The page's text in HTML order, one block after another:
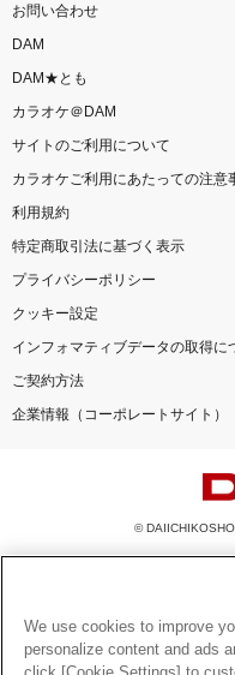
お問い合わせ
DAM
DAM★とも
カラオケ＠DAM
サイトのご利用について
カラオケご利用にあたっての注意
利用規約
特定商取引法に基づく表示
プライバシーポリシー
クッキー設定
インフォマティブデータの取得に
ご契約方法
企業情報（コーポレートサイト）
©
このサイトに掲載されている一切の
を問わず、著作権法の定める範囲を
とを禁じます。
楽曲及びコンテンツは、機種により
We use cookies to improve
personalize content and ads